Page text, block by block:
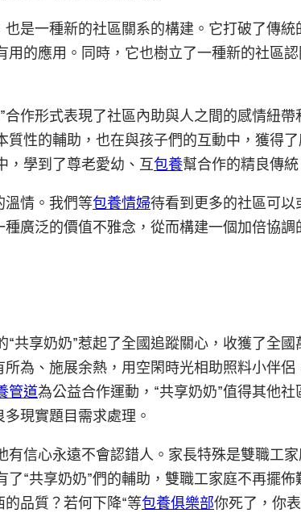
也是一種新的社區關系的構建。它打破了傳統
的應用。同時，它也樹立了一種新的社區
合作形式表現了社區內助與人之間的感情紐
質性的輔助，也在與孩子們的互動中，獲得
，學到了尊老愛幼、互包養幫合作的精良傳統
溫情。我們等包養情婦待看到更多的社區可
廣泛的價值不雅念，從而構建一個加倍協調
共享奶奶”惹起了全國追蹤關心，收獲了全國
所為、施展余熱，用空閑時光相助照料小伴
管道為公益合作運動，“共享奶奶”值得其他
現實題目需求處理。
有信心永遠不會認錯人。家長特殊是雙職工
了“共享奶奶”們的輔助，雙職工家庭不再擺
品質？若何下降“等包養俱樂部你死了，你